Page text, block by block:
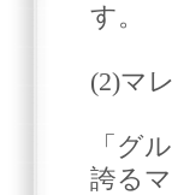
す。
(2)マ
「グ
誇る